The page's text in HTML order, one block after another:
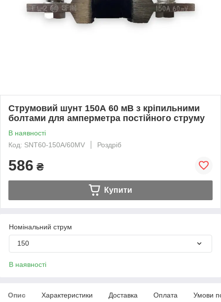
Струмовий шунт 150А 60 мВ з кріпильними
болтами для амперметра постійного струму
В наявності
Код: SNT60-150A/60MV
Роздріб
586 ₴
Купити
Номінальний струм
150
В наявності
Опис Характеристики Доставка Оплата Умови